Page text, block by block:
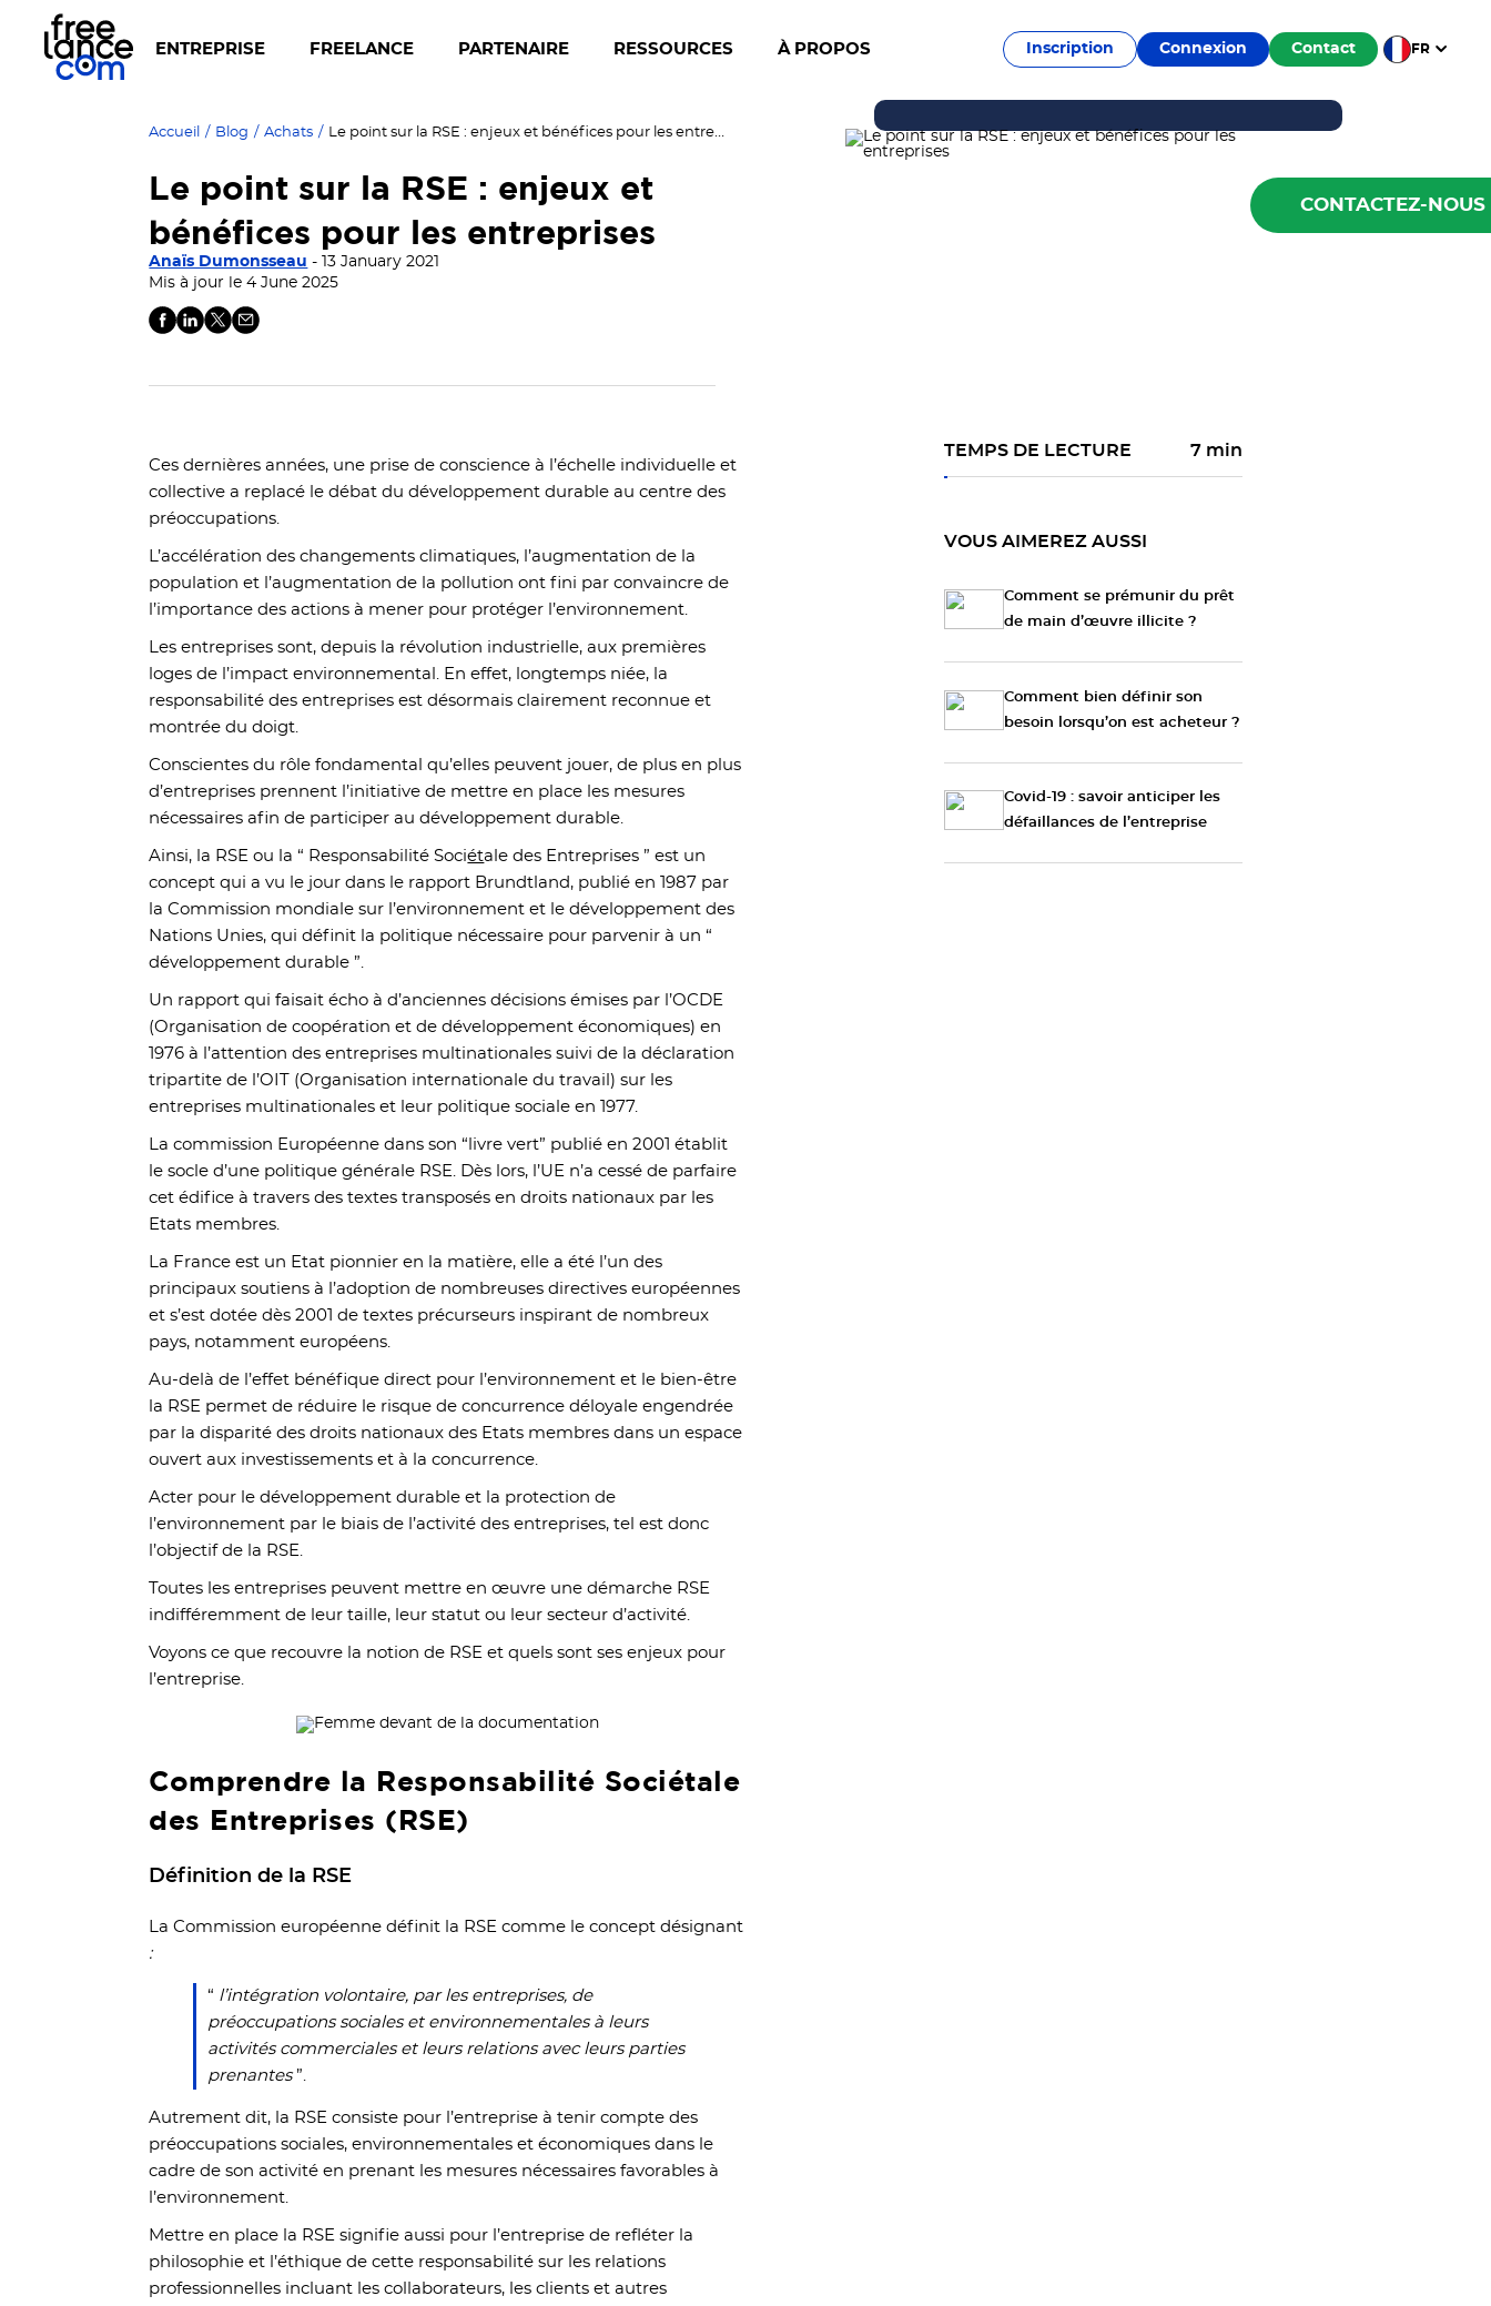
ENTREPRISE FREELANCE PARTENAIRE RESSOURCES À PROPOS Inscription Connexion Contact FR
Accueil / Blog / Achats / Le point sur la RSE : enjeux et bénéfices pour les entreprises
Le point sur la RSE : enjeux et
bénéfices pour les entreprises
Anaïs Dumonsseau - 13 January 2021
Mis à jour le 4 June 2025
Ces dernières années, une prise de conscience à l’échelle individuelle et
collective a replacé le débat du développement durable au centre des
préoccupations.
L’accélération des changements climatiques, l’augmentation de la
population et l’augmentation de la pollution ont fini par convaincre de
l’importance des actions à mener pour protéger l’environnement.
Les entreprises sont, depuis la révolution industrielle, aux premières
loges de l’impact environnemental. En effet, longtemps niée, la
responsabilité des entreprises est désormais clairement reconnue et
montrée du doigt.
Conscientes du rôle fondamental qu’elles peuvent jouer, de plus en plus
d’entreprises prennent l’initiative de mettre en place les mesures
nécessaires afin de participer au développement durable.
Ainsi, la RSE ou la “ Responsabilité Sociétale des Entreprises ” est un
concept qui a vu le jour dans le rapport Brundtland, publié en 1987 par
la Commission mondiale sur l’environnement et le développement des
Nations Unies, qui définit la politique nécessaire pour parvenir à un “
développement durable ”.
Un rapport qui faisait écho à d’anciennes décisions émises par l’OCDE
(Organisation de coopération et de développement économiques) en
1976 à l’attention des entreprises multinationales suivi de la déclaration
tripartite de l’OIT (Organisation internationale du travail) sur les
entreprises multinationales et leur politique sociale en 1977.
La commission Européenne dans son “livre vert” publié en 2001 établit
le socle d’une politique générale RSE. Dès lors, l’UE n’a cessé de parfaire
cet édifice à travers des textes transposés en droits nationaux par les
Etats membres.
La France est un Etat pionnier en la matière, elle a été l’un des
principaux soutiens à l’adoption de nombreuses directives européennes
et s’est dotée dès 2001 de textes précurseurs inspirant de nombreux
pays, notamment européens.
Au-delà de l’effet bénéfique direct pour l’environnement et le bien-être
la RSE permet de réduire le risque de concurrence déloyale engendrée
par la disparité des droits nationaux des Etats membres dans un espace
ouvert aux investissements et à la concurrence.
Acter pour le développement durable et la protection de
l’environnement par le biais de l’activité des entreprises, tel est donc
l’objectif de la RSE.
Toutes les entreprises peuvent mettre en œuvre une démarche RSE
indifféremment de leur taille, leur statut ou leur secteur d’activité.
Voyons ce que recouvre la notion de RSE et quels sont ses enjeux pour
l’entreprise.
Comprendre la Responsabilité Sociétale
des Entreprises (RSE)
Définition de la RSE
La Commission européenne définit la RSE comme le concept désignant
:
“ l’intégration volontaire, par les entreprises, de
préoccupations sociales et environnementales à leurs
activités commerciales et leurs relations avec leurs parties
prenantes ”.
Autrement dit, la RSE consiste pour l’entreprise à tenir compte des
préoccupations sociales, environnementales et économiques dans le
cadre de son activité en prenant les mesures nécessaires favorables à
l’environnement.
Mettre en place la RSE signifie aussi pour l’entreprise de refléter la
philosophie et l’éthique de cette responsabilité sur les relations
professionnelles incluant les collaborateurs, les clients et autres
TEMPS DE LECTURE 7 min
VOUS AIMEREZ AUSSI
Comment se prémunir du prêt
de main d’œuvre illicite ?
Comment bien définir son
besoin lorsqu’on est acheteur ?
Covid-19 : savoir anticiper les
défaillances de l’entreprise
CONTACTEZ-NOUS